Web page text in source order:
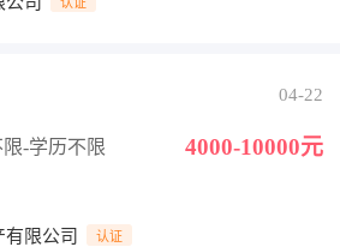
04-22
-学历不限 4000-10000元
限公司 认证